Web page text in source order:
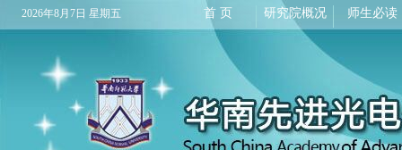
2026年8月7日 星期五 首 页 研究院概况 师生必读